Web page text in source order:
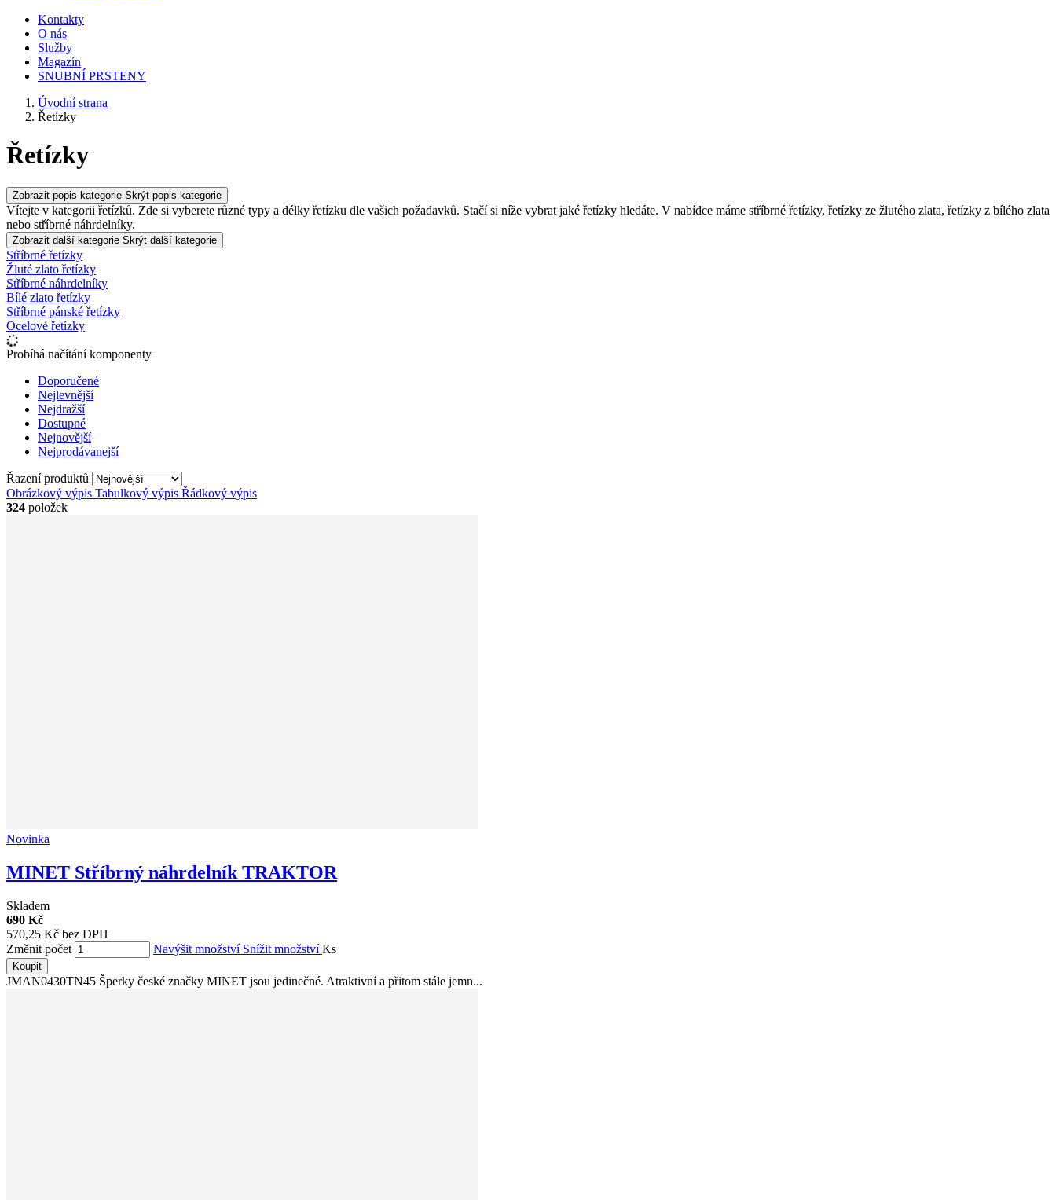
Kontakty
O nás
Služby
Magazín
SNUBNÍ PRSTENY
Úvodní strana
Řetízky
Řetízky
Zobrazit popis kategorie Skrýt popis kategorie
Vítejte v kategorii řetízků. Zde si vyberete různé typy a délky řetízku dle vašich požadavků. Stačí si níže vybrat jaké řetízky hledáte. V nabídce máme stříbrné řetízky, řetízky ze žlutého zlata, řetízky z bílého zlata
nebo stříbrné náhrdelníky.
Zobrazit další kategorie Skrýt další kategorie
Stříbrné řetízky
Žluté zlato řetízky
Stříbrné náhrdelníky
Bílé zlato řetízky
Stříbrné pánské řetízky
Ocelové řetízky
Probíhá načítání komponenty
Doporučené
Nejlevnější
Nejdražší
Dostupné
Nejnovější
Nejprodávanejší
Řazení produktů
Obrázkový výpis Tabulkový výpis Řádkový výpis
324 položek
Novinka
MINET Stříbrný náhrdelník TRAKTOR
Skladem
690 Kč
570,25 Kč bez DPH
Změnit počet
Navýšit množství Snížit množstvíKs
Koupit
JMAN0430TN45 Šperky české značky MINET jsou jedinečné. Atraktivní a přitom stále jemn...